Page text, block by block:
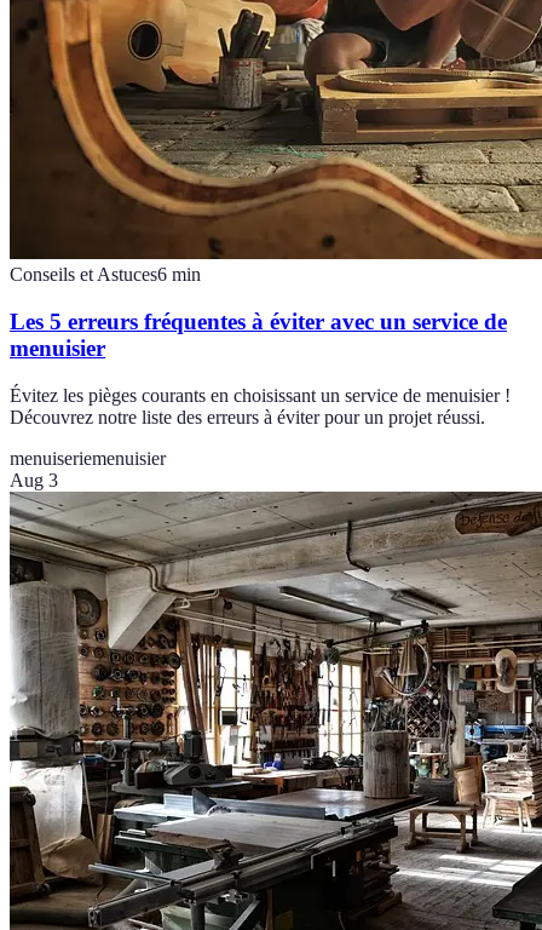
Conseils et Astuces6 min
Les 5 erreurs fréquentes à éviter avec un service de
menuisier
Évitez les pièges courants en choisissant un service de menuisier !
Découvrez notre liste des erreurs à éviter pour un projet réussi.
menuiseriemenuisier
Aug 3